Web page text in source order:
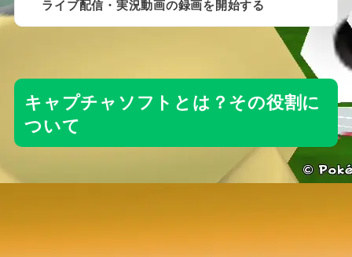
ライブ配信・実況動画の録画を開始する
キャプチャソフトとは？その役割に
ついて